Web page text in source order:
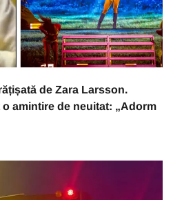
de Zara Larsson.
o amintire de neuitat: „Adorm